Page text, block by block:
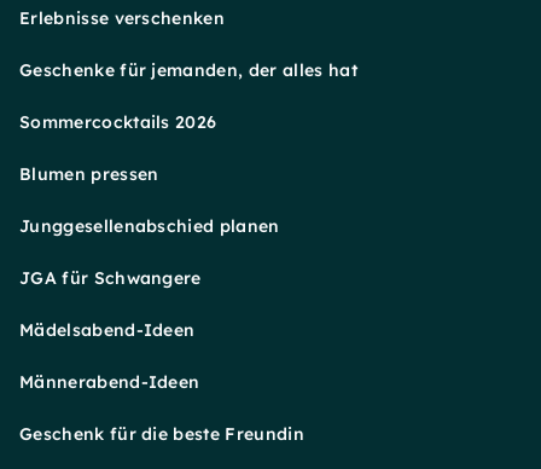
Erlebnisse verschenken
Geschenke für jemanden, der alles hat
Sommercocktails 2026
Blumen pressen
Junggesellenabschied planen
JGA für Schwangere
Mädelsabend-Ideen
Männerabend-Ideen
Geschenk für die beste Freundin